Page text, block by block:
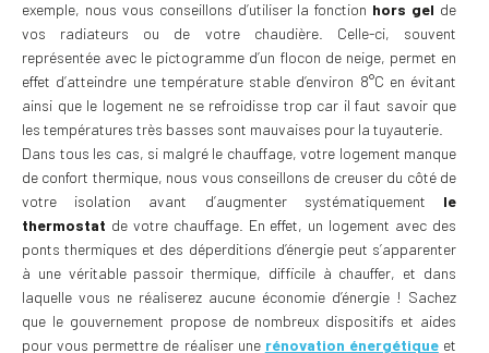
exemple, nous vous conseillons d’utiliser la fonction hors gel de
vos radiateurs ou de votre chaudière. Celle-ci, souvent
représentée avec le pictogramme d’un flocon de neige, permet en
effet d’atteindre une température stable d’environ 8°C en évitant
ainsi que le logement ne se refroidisse trop car il faut savoir que
les températures très basses sont mauvaises pour la tuyauterie.
Dans tous les cas, si malgré le chauffage, votre logement manque
de confort thermique, nous vous conseillons de creuser du côté de
votre isolation avant d’augmenter systématiquement le
thermostat de votre chauffage. En effet, un logement avec des
ponts thermiques et des déperditions d’énergie peut s’apparenter
à une véritable passoir thermique, difficile à chauffer, et dans
laquelle vous ne réaliserez aucune économie d’énergie ! Sachez
que le gouvernement propose de nombreux dispositifs et aides
pour vous permettre de réaliser une rénovation énergétiqueet